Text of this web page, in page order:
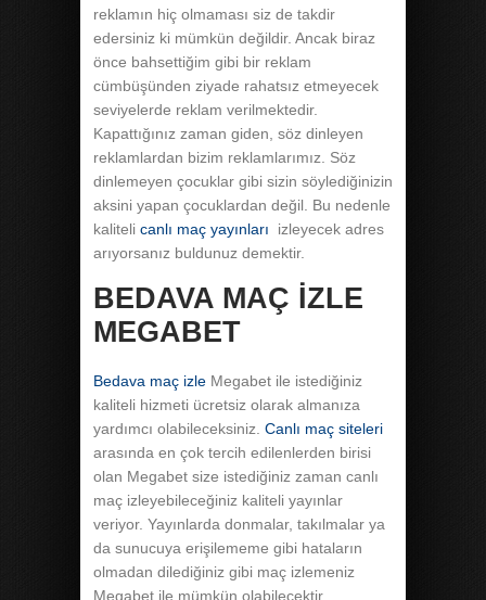
reklamın hiç olmaması siz de takdir
edersiniz ki mümkün değildir. Ancak biraz
önce bahsettiğim gibi bir reklam
cümbüşünden ziyade rahatsız etmeyecek
seviyelerde reklam verilmektedir.
Kapattığınız zaman giden, söz dinleyen
reklamlardan bizim reklamlarımız. Söz
dinlemeyen çocuklar gibi sizin söylediğinizin
aksini yapan çocuklardan değil. Bu nedenle
kaliteli canlı maç yayınları
izleyecek adres
arıyorsanız buldunuz demektir.
BEDAVA MAÇ İZLE
MEGABET
Bedava maç izle Megabet ile istediğiniz
kaliteli hizmeti ücretsiz olarak almanıza
yardımcı olabileceksiniz. Canlı maç siteleri
arasında en çok tercih edilenlerden birisi
olan Megabet size istediğiniz zaman canlı
maç izleyebileceğiniz kaliteli yayınlar
veriyor. Yayınlarda donmalar, takılmalar ya
da sunucuya erişilememe gibi hataların
olmadan dilediğiniz gibi maç izlemeniz
Megabet ile mümkün olabilecektir.